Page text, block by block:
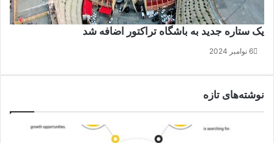
یک ستاره جدید به باشگاه تراکتور اضافه شد
6 نوامبر 2024
نوشته‌های تازه